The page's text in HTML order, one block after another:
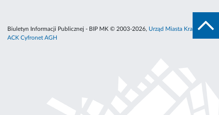
Biuletyn Informacji Publicznej - BIP MK © 2003-2026, Urząd Miasta Krakowa
ACK Cyfronet AGH